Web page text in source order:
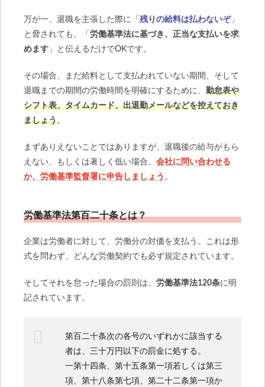
万が一、退職を主張した際に「 残りの給料は払わないぞ」
と脅されても、「 労働基準法に基づき、正当な支払いを求
めます 」と伝えるだけでOKです。
その場合、まだ給料として支払われていない期間、そして
退職までの期間の労働時間を明確にするために、 勤怠表や
シフト表、タイムカード、出退勤メールなどを控えておき
ましょう。
まずありえないことではありますが、退職後の給与がもら
えない、もしくは著しく低い場合、 会社に問い合わせる
か、労働基準監督署に申告しましょう 。
労働基準法第百二十条とは？
企業は労働者に対して、労働分の対価を支払う。これは形
式を問わず、どんな労働契約でも必ず規定されています。
そしてそれを怠った場合の罰則は、 労働基準法120条に明
記されています。
第百二十条次の各号のいずれかに該当する
者は、三十万円以下の罰金に処する。
一第十四条、第十五条第一項若しくは第三
項、第十八条第七項、第二十二条第一項か